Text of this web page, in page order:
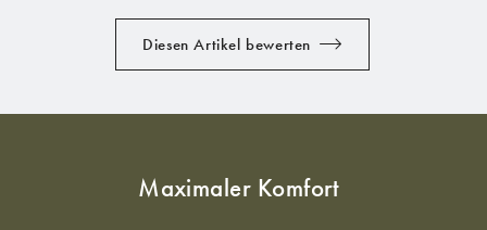
Diesen Artikel bewerten
Maximaler Komfort